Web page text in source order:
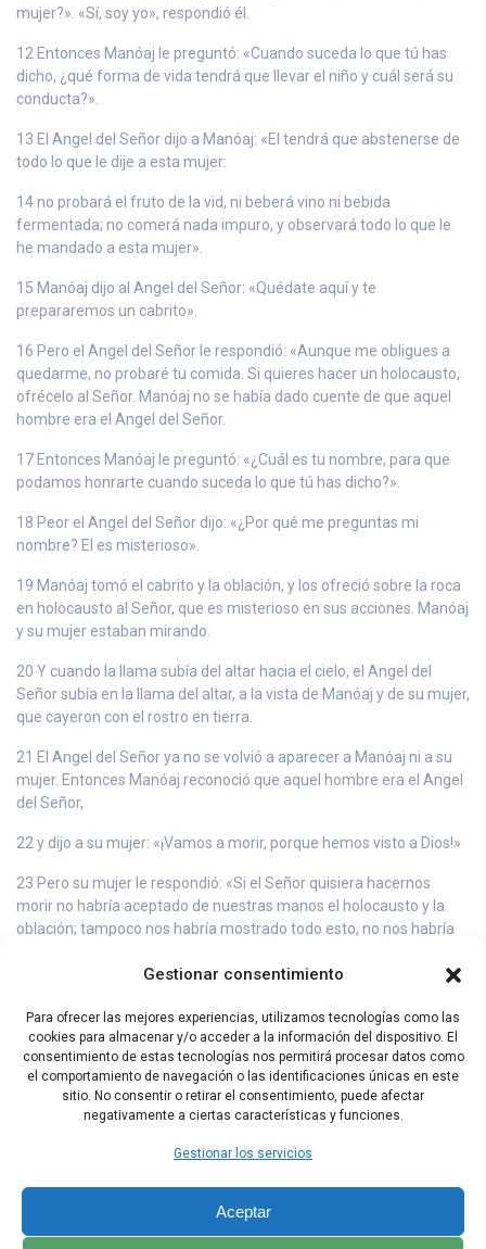
Gestionar consentimiento
Para ofrecer las mejores experiencias, utilizamos tecnologías como las
cookies para almacenar y/o acceder a la información del dispositivo. El
consentimiento de estas tecnologías nos permitirá procesar datos como
el comportamiento de navegación o las identificaciones únicas en este
sitio. No consentir o retirar el consentimiento, puede afectar
negativamente a ciertas características y funciones.
Gestionar los servicios
Aceptar
mujer?». «Sí, soy yo», respondió él.
12 Entonces Manóaj le preguntó: «Cuando suceda lo que tú has
dicho, ¿qué forma de vida tendrá que llevar el niño y cuál será su
conducta?».
13 El Angel del Señor dijo a Manóaj: «El tendrá que abstenerse de
todo lo que le dije a esta mujer:
14 no probará el fruto de la vid, ni beberá vino ni bebida
fermentada; no comerá nada impuro, y observará todo lo que le
he mandado a esta mujer».
15 Manóaj dijo al Angel del Señor: «Quédate aquí y te
prepararemos un cabrito».
16 Pero el Angel del Señor le respondió: «Aunque me obligues a
quedarme, no probaré tu comida. Si quieres hacer un holocausto,
ofrécelo al Señor. Manóaj no se había dado cuente de que aquel
hombre era el Angel del Señor.
17 Entonces Manóaj le preguntó: «¿Cuál es tu nombre, para que
podamos honrarte cuando suceda lo que tú has dicho?».
18 Peor el Angel del Señor dijo: «¿Por qué me preguntas mi
nombre? El es misterioso».
19 Manóaj tomó el cabrito y la oblación, y los ofreció sobre la roca
en holocausto al Señor, que es misterioso en sus acciones. Manóaj
y su mujer estaban mirando.
20 Y cuando la llama subía del altar hacia el cielo, el Angel del
Señor subía en la llama del altar, a la vista de Manóaj y de su mujer,
que cayeron con el rostro en tierra.
21 El Angel del Señor ya no se volvió a aparecer a Manóaj ni a su
mujer. Entonces Manóaj reconoció que aquel hombre era el Angel
del Señor,
22 y dijo a su mujer: «¡Vamos a morir, porque hemos visto a Dios!»
23 Pero su mujer le respondió: «Si el Señor quisiera hacernos
morir no habría aceptado de nuestras manos el holocausto y la
oblación; tampoco nos habría mostrado todo esto, no nos habría
Señor lo bendijo.
25 Y el espíritu del Señor comenzó a actuar sobre él en el
Campamento de Dan, entre Sorá y Estaol.
Capítulo Anterior Capítulo Siguiente